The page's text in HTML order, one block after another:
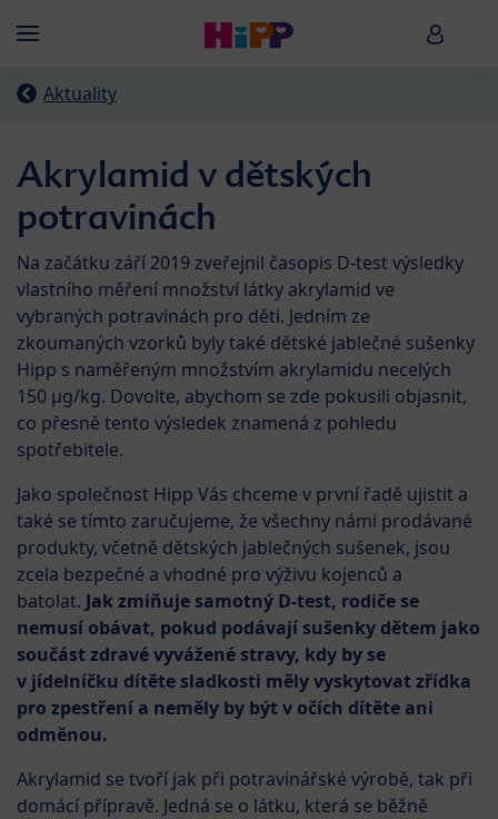
Menü HiPP
Aktuality
Akrylamid v dětských
potravinách
Na začátku září 2019 zveřejnil časopis D-test výsledky
vlastního měření množství látky akrylamid ve
vybraných potravinách pro děti. Jedním ze
zkoumaných vzorků byly také dětské jablečné sušenky
Hipp s naměřeným množstvím akrylamidu necelých
150 μg/kg. Dovolte, abychom se zde pokusili objasnit,
co přesně tento výsledek znamená z pohledu
spotřebitele.
Jako společnost Hipp Vás chceme v první řadě ujistit a
také se tímto zaručujeme, že všechny námi prodávané
produkty, včetně dětských jablečných sušenek, jsou
zcela bezpečné a vhodné pro výživu kojenců a
batolat. Jak zmiňuje samotný D-test, rodiče se
nemusí obávat, pokud podávají sušenky dětem jako
součást zdravé vyvážené stravy, kdy by se
v jídelníčku dítěte sladkosti měly vyskytovat zřídka
pro zpestření a neměly by být v očích dítěte ani
odměnou.
Akrylamid se tvoří jak při potravinářské výrobě, tak při
domácí přípravě. Jedná se o látku, která se běžně